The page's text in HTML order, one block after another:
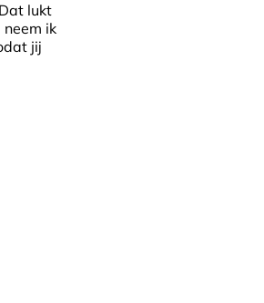
lukt
ik
jij